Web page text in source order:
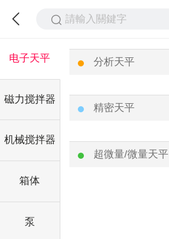
請輸入關鍵字
电子天平
磁力搅拌器
机械搅拌器
箱体
泵
分析天平
精密天平
超微量/微量天平